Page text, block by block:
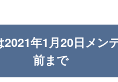
2021年1月20日メン
前まで